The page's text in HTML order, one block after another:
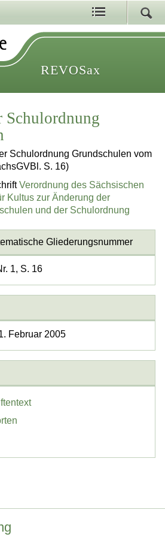
REVOSax
Schulordnung
Schulordnung Grundschulen vom
S. 16)
Verordnung des Sächsischen
Kultus zur Änderung der
und der Schulordnung
Gliederungsnummer
1, S. 16
Februar 2005